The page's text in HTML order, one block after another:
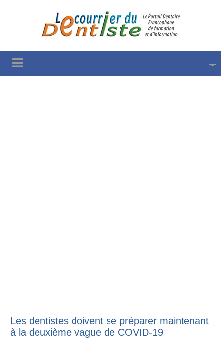
Les dentistes doivent se préparer maintenant
à la deuxième vague de COVID-19